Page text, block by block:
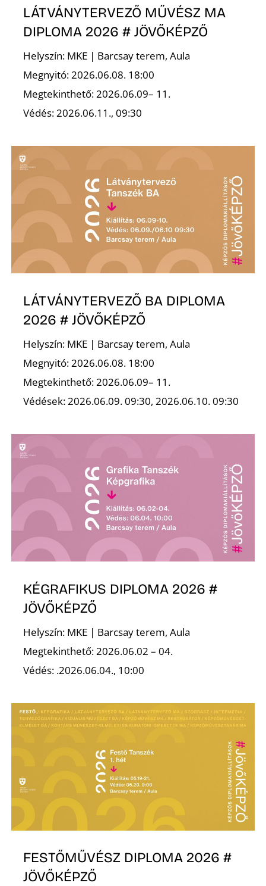
LÁTVÁNYTERVEZŐ MŰVÉSZ MA
DIPLOMA 2026 # JÖVŐKÉPZŐ
Helyszín: MKE | Barcsay terem, Aula
Megnyitó: 2026.06.08. 18:00
Megtekinthető: 2026.06.09– 11.
Védés: 2026.06.11., 09:30
LÁTVÁNYTERVEZŐ BA DIPLOMA
2026 # JÖVŐKÉPZŐ
Helyszín: MKE | Barcsay terem, Aula
Megnyitó: 2026.06.08. 18:00
Megtekinthető: 2026.06.09– 11.
Védések: 2026.06.09. 09:30, 2026.06.10. 09:30
KÉGRAFIKUS DIPLOMA 2026 #
JÖVŐKÉPZŐ
Helyszín: MKE | Barcsay terem, Aula
Megtekinthető: 2026.06.02 – 04.
Védés: .2026.06.04., 10:00
FESTŐMŰVÉSZ DIPLOMA 2026 #
JÖVŐKÉPZŐ